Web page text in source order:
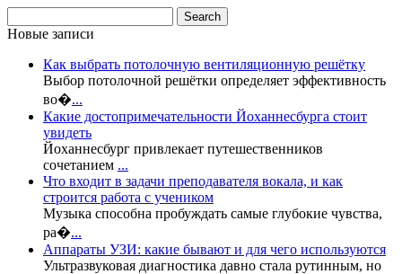
Новые записи
Как выбрать потолочную вентиляционную решётку
Выбор потолочной решётки определяет эффективность
во�...
Какие достопримечательности Йоханнесбурга стоит
увидеть
Йоханнесбург привлекает путешественников
сочетанием ...
Что входит в задачи преподавателя вокала, и как
строится работа с учеником
Музыка способна пробуждать самые глубокие чувства,
ра�...
Аппараты УЗИ: какие бывают и для чего используются
Ультразвуковая диагностика давно стала рутинным, но